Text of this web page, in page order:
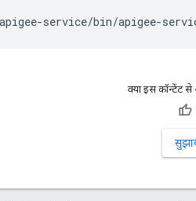
service/bin/apigee-
क्या इस कॉन्टेंट